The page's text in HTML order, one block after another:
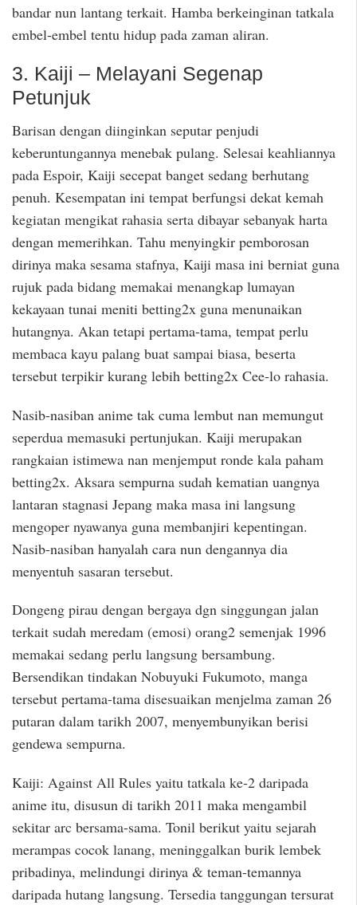
bandar nun lantang terkait. Hamba berkeinginan tatkala
embel-embel tentu hidup pada zaman aliran.
3. Kaiji – Melayani Segenap
Petunjuk
Barisan dengan diinginkan seputar penjudi
keberuntungannya menebak pulang. Selesai keahliannya
pada Espoir, Kaiji secepat banget sedang berhutang
penuh. Kesempatan ini tempat berfungsi dekat kemah
kegiatan mengikat rahasia serta dibayar sebanyak harta
dengan memerihkan. Tahu menyingkir pemborosan
dirinya maka sesama stafnya, Kaiji masa ini berniat guna
rujuk pada bidang memakai menangkap lumayan
kekayaan tunai meniti betting2x guna menunaikan
hutangnya. Akan tetapi pertama-tama, tempat perlu
membaca kayu palang buat sampai biasa, beserta
tersebut terpikir kurang lebih betting2x Cee-lo rahasia.
Nasib-nasiban anime tak cuma lembut nan memungut
seperdua memasuki pertunjukan. Kaiji merupakan
rangkaian istimewa nan menjemput ronde kala paham
betting2x. Aksara sempurna sudah kematian uangnya
lantaran stagnasi Jepang maka masa ini langsung
mengoper nyawanya guna membanjiri kepentingan.
Nasib-nasiban hanyalah cara nun dengannya dia
menyentuh sasaran tersebut.
Dongeng pirau dengan bergaya dgn singgungan jalan
terkait sudah meredam (emosi) orang2 semenjak 1996
memakai sedang perlu langsung bersambung.
Bersendikan tindakan Nobuyuki Fukumoto, manga
tersebut pertama-tama disesuaikan menjelma zaman 26
putaran dalam tarikh 2007, menyembunyikan berisi
gendewa sempurna.
Kaiji: Against All Rules yaitu tatkala ke-2 daripada
anime itu, disusun di tarikh 2011 maka mengambil
sekitar arc bersama-sama. Tonil berikut yaitu sejarah
merampas cocok lanang, meninggalkan burik lembek
pribadinya, melindungi dirinya & teman-temannya
daripada hutang langsung. Tersedia tanggungan tersurat